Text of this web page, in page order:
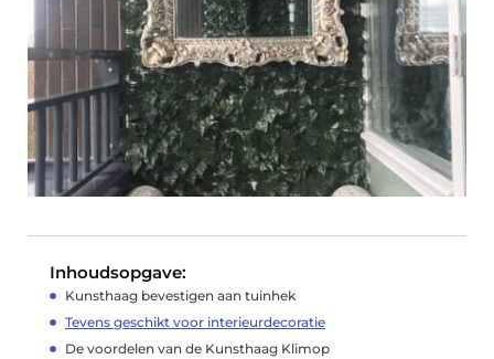
Inhoudsopgave:
Kunsthaag bevestigen aan tuinhek
Tevens geschikt voor interieurdecoratie
De voordelen van de Kunsthaag Klimop